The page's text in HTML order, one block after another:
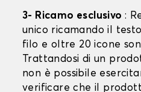
3- Ricamo esclusivo :
unico ricamando il
filo e oltre 20 icone
Trattandosi di un
non è possibile
verificare che il